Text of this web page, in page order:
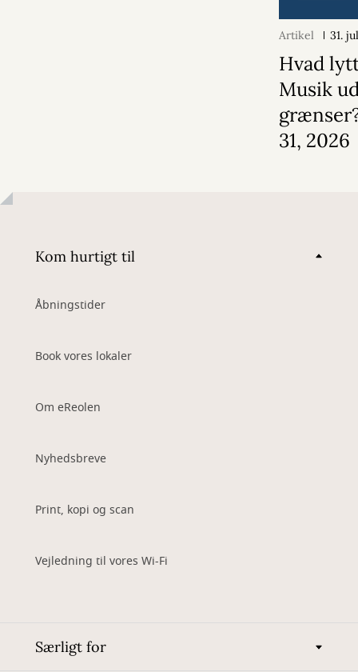
Artikel 31.
Hvad
Musik
31, 2026
Kom hurtigt til
Åbningstider
Book vores lokaler
Om eReolen
Nyhedsbreve
Print, kopi og scan
Vejledning til vores Wi-Fi
Særligt for